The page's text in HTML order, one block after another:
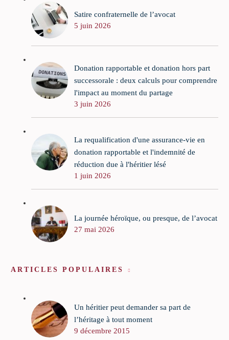
Satire confraternelle de l’avocat
5 juin 2026
Donation rapportable et donation hors part
successorale : deux calculs pour comprendre
l'impact au moment du partage
3 juin 2026
La requalification d'une assurance-vie en
donation rapportable et l'indemnité de
réduction due à l'héritier lésé
1 juin 2026
La journée héroïque, ou presque, de l’avocat
27 mai 2026
ARTICLES POPULAIRES
Un héritier peut demander sa part de
l’héritage à tout moment
9 décembre 2015